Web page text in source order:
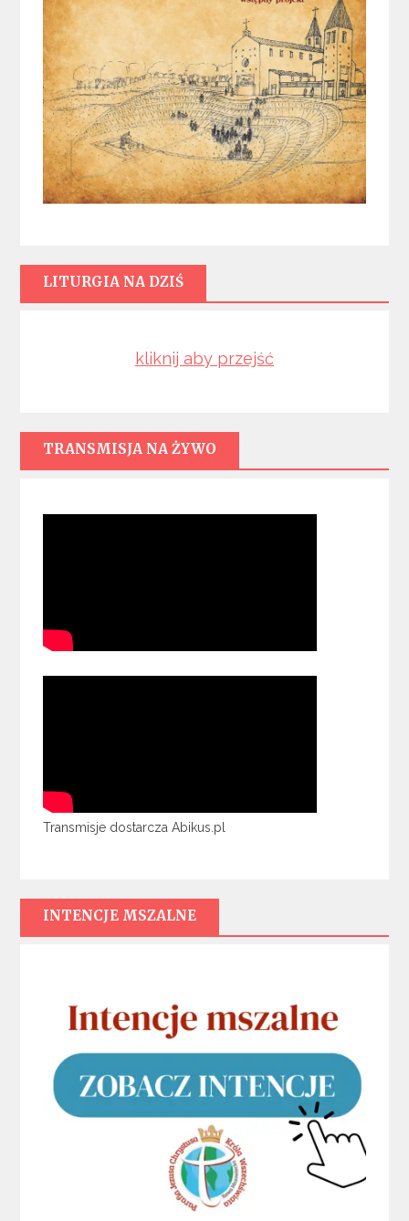
LITURGIA NA DZIŚ
kliknij aby przejść
TRANSMISJA NA ŻYWO
Transmisje dostarcza Abikus.pl
INTENCJE MSZALNE